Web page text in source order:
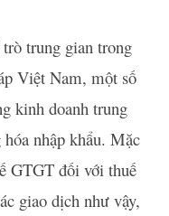
trung gian trong
Việt Nam, một số
kinh doanh trung
nhập khẩu. Mặc
GTGT đối với thuế
giao dịch như vậy,